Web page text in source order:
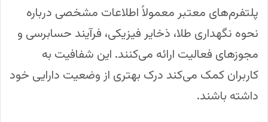
پلتفرم‌های معتبر معمولاً اطلاعات مشخصی درباره
نحوه نگهداری طلا، ذخایر فیزیکی، فرآیند حسابرسی و
مجوزهای فعالیت ارائه می‌کنند. این شفافیت به
کاربران کمک می‌کند درک بهتری از وضعیت دارایی خود
داشته باشند.